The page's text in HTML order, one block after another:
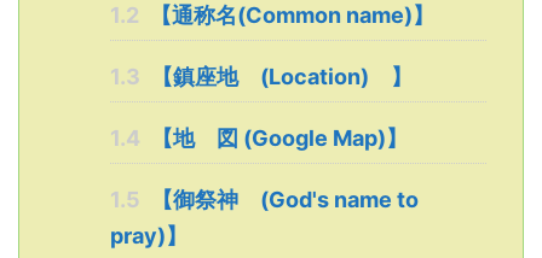
1.2 【通称名(Common name)】
1.3 【鎮座地 (Location) 】
1.4 【地 図 (Google Map)】
1.5
【御祭神 (God's name to
pray)】